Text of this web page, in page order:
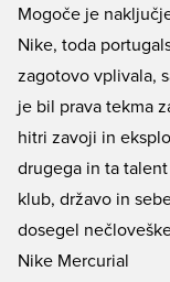
Mogoče je
Nike, toda
zagotovo vplivala,
je bil prava tekma
hitri zavoji in
drugega in ta
klub, državo in
dosegel
Nike Mercurial